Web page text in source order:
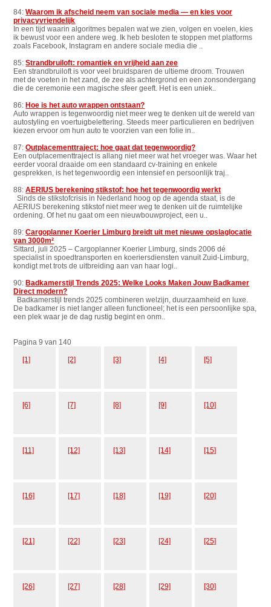
84:Waarom ik afscheid neem van sociale media — en kies voor
privacyvriendelijk
In een tijd waarin algoritmes bepalen wat we zien, volgen en voelen, kies
ik bewust voor een andere weg. Ik heb besloten te stoppen met platforms
zoals Facebook, Instagram en andere sociale media die ..
85:Strandbruiloft: romantiek en vrijheid aan zee
Een strandbruiloft is voor veel bruidsparen de ultieme droom. Trouwen
met de voeten in het zand, de zee als achtergrond en een zonsondergang
die de ceremonie een magische sfeer geeft. Het is een uniek..
86:Hoe is het auto wrappen ontstaan?
Auto wrappen is tegenwoordig niet meer weg te denken uit de wereld van
autostyling en voertuigbelettering. Steeds meer particulieren en bedrijven
kiezen ervoor om hun auto te voorzien van een folie in..
87:Outplacementtraject: hoe gaat dat tegenwoordig?
Een outplacementtraject is allang niet meer wat het vroeger was. Waar het
eerder vooral draaide om een standaard cv-training en enkele
gesprekken, is het tegenwoordig een intensief en persoonlijk traj..
88:AERIUS berekening stikstof: hoe het tegenwoordig werkt
Sinds de stikstofcrisis in Nederland hoog op de agenda staat, is de
AERIUS berekening stikstof niet meer weg te denken uit de ruimtelijke
ordening. Of het nu gaat om een nieuwbouwproject, een u..
89:Cargoplanner Koerier Limburg breidt uit met nieuwe opslaglocatie
van 3000m²
Sittard, juli 2025 – Cargoplanner Koerier Limburg, sinds 2006 dé
specialist in spoedtransporten en koeriersdiensten vanuit Zuid-Limburg,
kondigt met trots de uitbreiding aan van haar logi..
90:Badkamerstijl Trends 2025: Welke Looks Maken Jouw Badkamer
Direct modern?
Badkamerstijl trends 2025 combineren welzijn, duurzaamheid en luxe.
De badkamer is niet langer alleen functioneel; het is een persoonlijke spa,
een plek waar je de dag rustig begint en onm..
Pagina 9 van 140
[1] [2] [3] [4] [5]
[6] [7] [8] [9] [10]
[11] [12] [13] [14] [15]
[16] [17] [18] [19] [20]
[21] [22] [23] [24] [25]
[26] [27] [28] [29] [30]